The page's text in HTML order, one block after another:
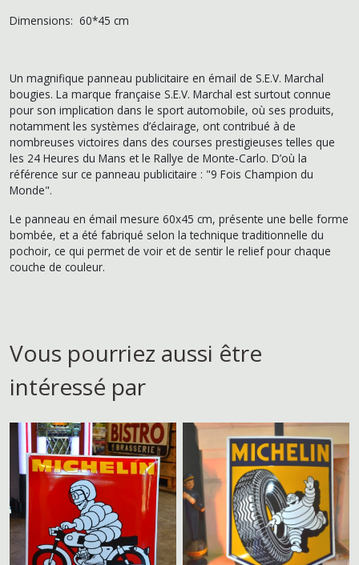
Dimensions: 60*45 cm
Un magnifique panneau publicitaire en émail de S.E.V. Marchal
bougies. La marque française S.E.V. Marchal est surtout connue
pour son implication dans le sport automobile, où ses produits,
notamment les systèmes d’éclairage, ont contribué à de
nombreuses victoires dans des courses prestigieuses telles que
les 24 Heures du Mans et le Rallye de Monte-Carlo. D’où la
référence sur ce panneau publicitaire : "9 Fois Champion du
Monde".
Le panneau en émail mesure 60x45 cm, présente une belle forme
bombée, et a été fabriqué selon la technique traditionnelle du
pochoir, ce qui permet de voir et de sentir le relief pour chaque
couche de couleur.
Vous pourriez aussi être
intéressé par